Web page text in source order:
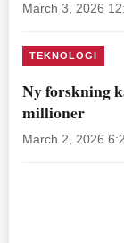
March 3, 2026
TEKNOLOGI
Ny forskning
millioner
March 2, 2026